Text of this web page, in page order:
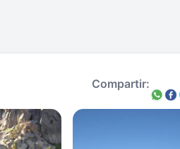
Compartir: